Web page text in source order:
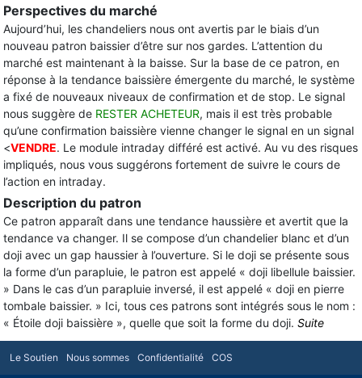
Perspectives du marché
Aujourd’hui, les chandeliers nous ont avertis par le biais d’un
nouveau patron baissier d’être sur nos gardes. L’attention du
marché est maintenant à la baisse. Sur la base de ce patron, en
réponse à la tendance baissière émergente du marché, le système
a fixé de nouveaux niveaux de confirmation et de stop. Le signal
nous suggère de RESTER ACHETEUR, mais il est très probable
qu’une confirmation baissière vienne changer le signal en un signal
<VENDRE. Le module intraday différé est activé. Au vu des risques
impliqués, nous vous suggérons fortement de suivre le cours de
l’action en intraday.
Description du patron
Ce patron apparaît dans une tendance haussière et avertit que la
tendance va changer. Il se compose d’un chandelier blanc et d’un
doji avec un gap haussier à l’ouverture. Si le doji se présente sous
la forme d’un parapluie, le patron est appelé « doji libellule baissier.
» Dans le cas d’un parapluie inversé, il est appelé « doji en pierre
tombale baissier. » Ici, tous ces patrons sont intégrés sous le nom :
« Étoile doji baissière », quelle que soit la forme du doji. Suite
Le Soutien Nous sommes Confidentialité COS